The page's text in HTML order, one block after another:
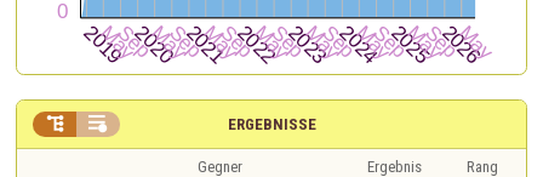
ERGEBNISSE
 
Gegner Ergebnis
Rang